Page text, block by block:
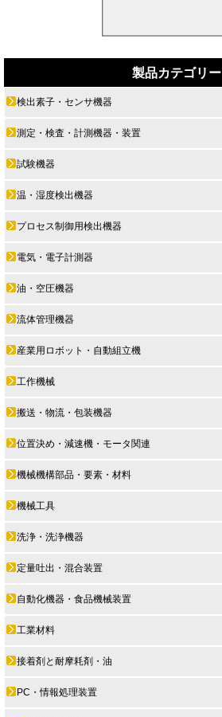
製品カテゴリー
検出素子・センサ機器
測定・検査・計測機器・装置
試験機器
温・湿度検出機器
プロセス制御用検出機器
電気・電子計測器
油・空圧機器
流体管理機器
産業用ロボット・自動組立機
工作機械
搬送・物流・包装機器
位置決め・減速機・モータ関連
機械機構部品・要素・材料
機械工具
洗浄・洗浄機器
定量吐出・混合装置
自動化機器・食品機械装置
工業材料
接着剤と耐摩耗剤・油
PC・情報処理装置